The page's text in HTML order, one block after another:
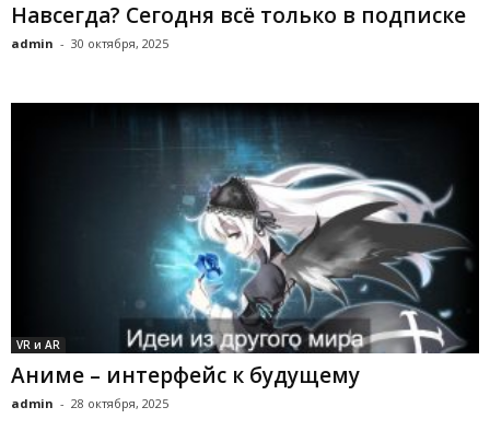
Навсегда? Сегодня всё только в подписке
admin - 30 октября, 2025
VR и AR
Аниме – интерфейс к будущему
admin - 28 октября, 2025